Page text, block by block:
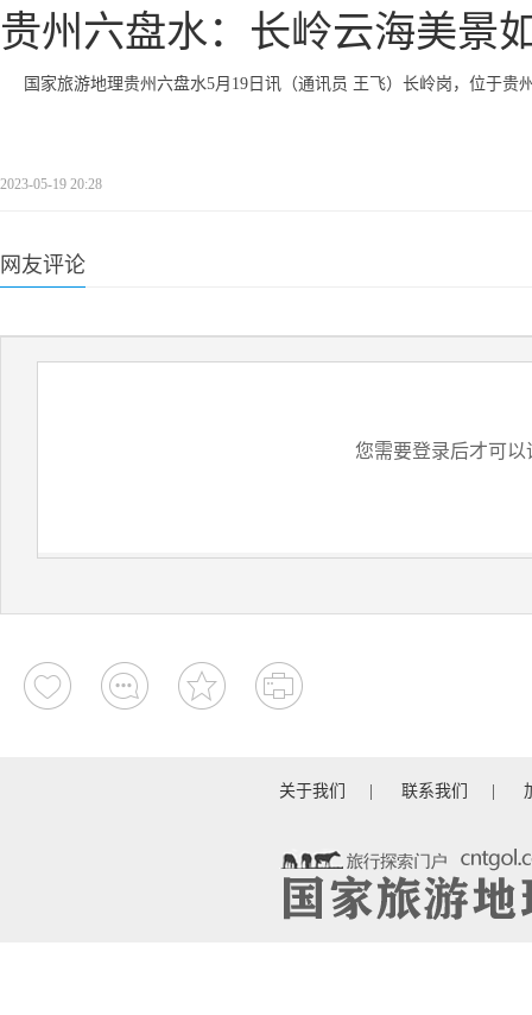
贵州六盘水：长岭云海美景
国家旅游地理贵州六盘水5月19日讯（通讯员 王飞）长岭岗，位于贵
2023-05-19 20:28
网友评论
您需要登录后才可以
关于我们 联系我们